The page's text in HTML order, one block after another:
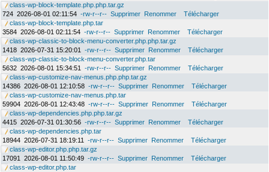
class-wp-block-template.php.php.tar.gz
724 2026-08-01 02:11:54 -rw-r--r-- Supprimer Renommer
Télécharger
class-wp-block-template.php.tar
3584 2026-08-01 02:11:54 -rw-r--r-- Supprimer Renommer
Télécharger
class-wp-classic-to-block-menu-converter.php.php.tar.gz
1418 2026-07-31 15:20:01 -rw-r--r-- Supprimer Renommer
Télécharger
class-wp-classic-to-block-menu-converter.php.tar
5632 2026-08-01 15:34:51 -rw-r--r-- Supprimer Renommer
Télécharger
class-wp-customize-nav-menus.php.php.tar.gz
14386 2026-08-01 12:10:58 -rw-r--r-- Supprimer Renommer
Télécharger
class-wp-customize-nav-menus.php.tar
59904 2026-08-01 12:43:48 -rw-r--r-- Supprimer Renommer
Télécharger
class-wp-dependencies.php.php.tar.gz
4415 2026-07-31 01:30:56 -rw-r--r-- Supprimer Renommer
Télécharger
class-wp-dependencies.php.tar
18944 2026-07-31 18:19:11 -rw-r--r-- Supprimer Renommer
Télécharger
class-wp-editor.php.php.tar.gz
17091
2026-08-01 11:50:49 -rw-r--r-- Supprimer Renommer
Télécharger
class-wp-editor.php.tar